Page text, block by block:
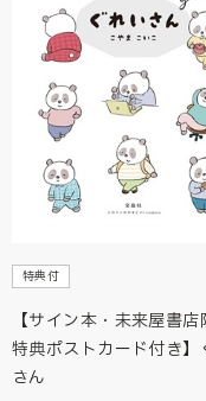
特典付
【サイン本・未来屋書店
特典ポストカード付き】
さん